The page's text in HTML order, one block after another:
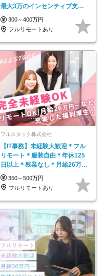
最大3万のインセンティブ支給/
平均年齢33歳
300～400万円
フルリモートあり
フルスタック株式会社
【IT事務】未経験大歓迎＊フル
リモート＊服装自由＊年休125
日以上＊残業なし＊月給26万円
以上
350～500万円
フルリモートあり